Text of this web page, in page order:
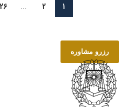
1
2
…
26
رزرو مشاوره